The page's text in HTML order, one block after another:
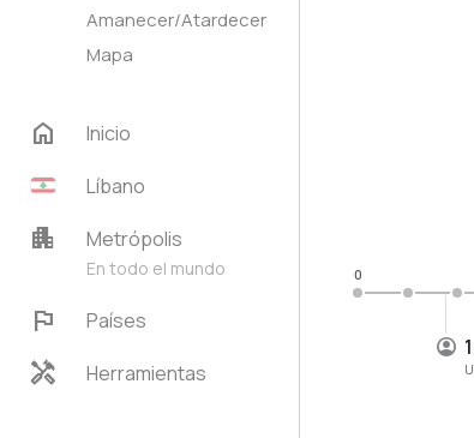
Amanecer/Atardecer
Mapa
home
Inicio
Líbano
apartment Metrópolis
En todo el mundo
flag Países
handyman Herramientas
0